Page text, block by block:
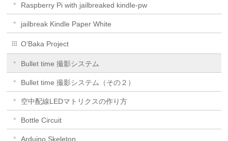
Raspberry Pi with jailbreaked kindle-pw
jailbreak Kindle Paper White
O’Baka Project
Bullet time 撮影システム
Bullet time 撮影システム（その２）
空中配線LEDマトリクスの作り方
Bottle Circuit
Arduino Skeleton